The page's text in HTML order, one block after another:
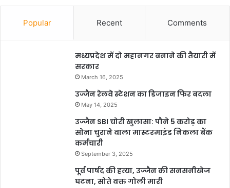
Popular Recent Comments
मध्यप्रदेश में दो महानगर बनाने की तैयारी में
सरकार
March 16, 2025
उज्जैन रेलवे स्टेशन का डिजाइन फिर बदला
May 14, 2025
उज्जैन SBI चोरी खुलासा: पौने 5 करोड़ का
सोना चुराने वाला मास्टरमाइंड निकला बैंक
कर्मचारी
September 3, 2025
पूर्व पार्षद की हत्या, उज्जैन की सनसनीखेज
घटना, सोते वक्त गोली मारी